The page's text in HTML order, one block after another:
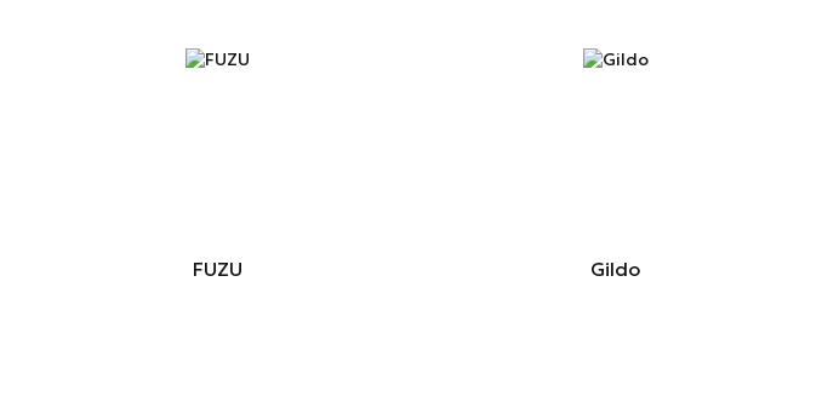
FUZU Gildo